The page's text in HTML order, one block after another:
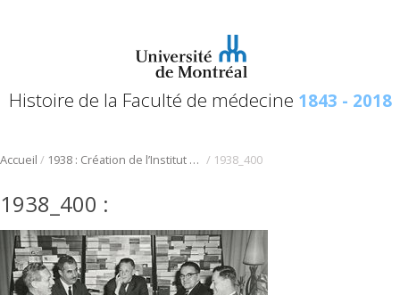
Histoire de la Faculté de médecine 1843 - 2018
Accueil / 1938 : Création de l’Institut de microbiologie et d’hygiène de l’Université de Montréal / 1938_400
1938_400 :